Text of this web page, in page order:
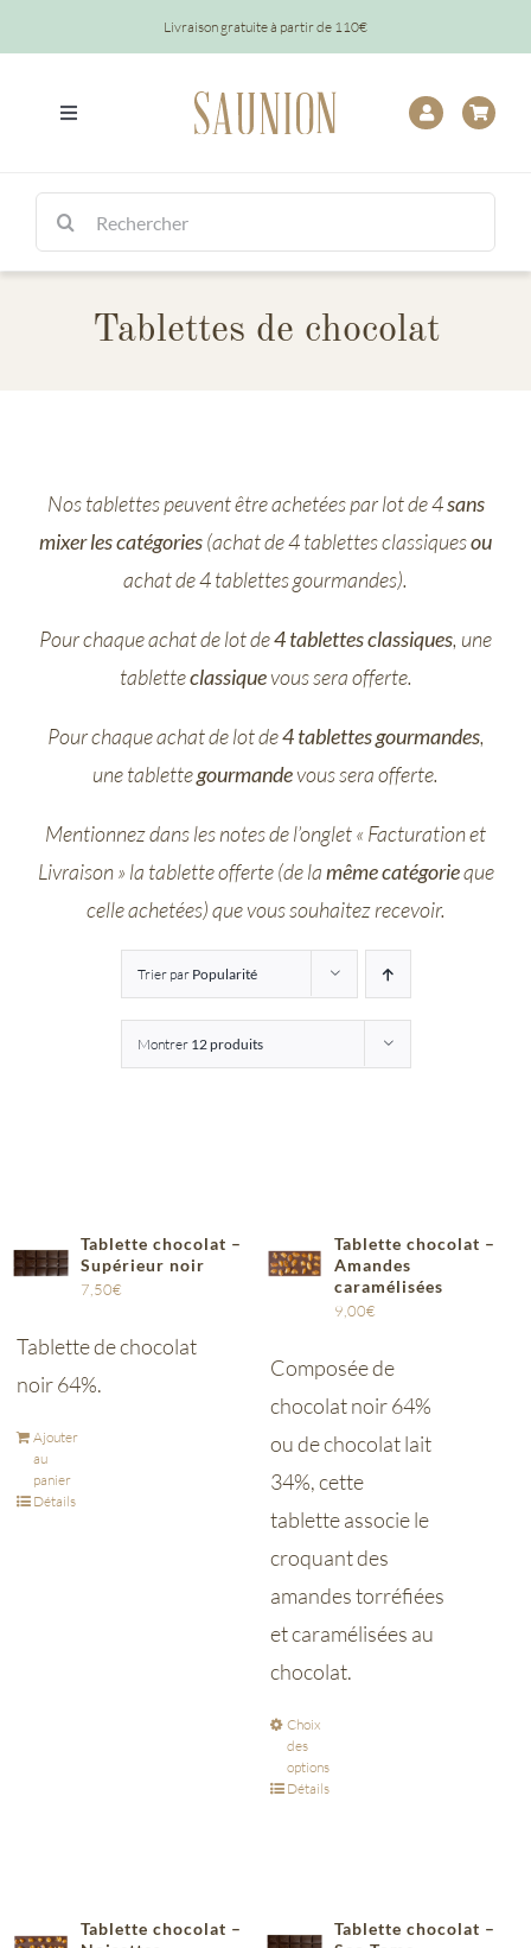
au
Livraison gratuite à partir de 110€
Toggle
Chocolats
Tablettes
Saunion
Rechercher:
Tablettes de chocolat
Nos tablettes peuvent être achetées par lot de 4sans
mixer les catégories(achat de 4 tablettes classiquesou
achat de 4 tablettes gourmandes).
Pour chaque achat de lot de4 tablettes classiques, une
tabletteclassiquevous sera offerte.
Pour chaque achat de lot de4 tablettes gourmandes,
une tablettegourmandevous sera offerte.
Mentionnez dans les notes de l’onglet « Facturation et
Livraison » la tablette offerte (de lamême catégorieque
celle achetées) que vous souhaitez recevoir.
Trier par Popularité
Montrer 12 produits
Tablette chocolat –
Supérieur noir
7,50€
Tablette de chocolat
noir 64%.
Ajouter
au
panier
Détails
Tablette chocolat –
Amandes
caramélisées
9,00€
Composée de
chocolat noir 64%
ou de chocolat lait
34%, cette
tablette associe le
croquant des
amandes torréfiées
et caramélisées au
chocolat.
Choix
des
options
Détails
Tablette chocolat –
Tablette chocolat –